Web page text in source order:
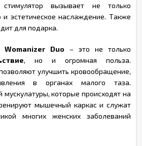
вызывает не только
и эстетическое наслаждение. Также
для подарка.
Womanizer Duo – это не только
, но и огромная польза.
улучшить кровообращение,
в органах малого таза.
которые происходят на
мышечный каркас и служат
многих женских заболеваний